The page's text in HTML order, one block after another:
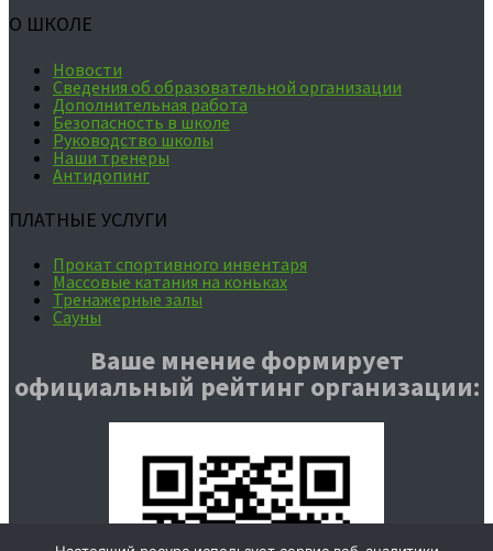
О ШКОЛЕ
Новости
Сведения об образовательной организации
Дополнительная работа
Безопасность в школе
Руководство школы
Наши тренеры
Антидопинг
ПЛАТНЫЕ УСЛУГИ
Прокат спортивного инвентаря
Массовые катания на коньках
Тренажерные залы
Сауны
Ваше мнение формирует
официальный рейтинг организации: